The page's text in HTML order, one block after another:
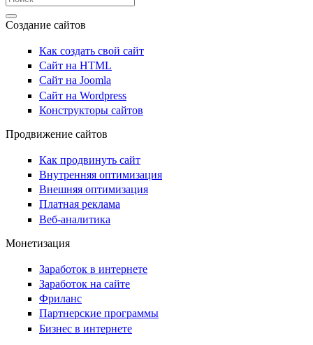
Создание сайтов
Как создать свой сайт
Сайт на HTML
Сайт на Joomla
Сайт на Wordpress
Конструкторы сайтов
Продвижение сайтов
Как продвинуть сайт
Внутренняя оптимизация
Внешняя оптимизация
Платная реклама
Веб-аналитика
Монетизация
Заработок в интернете
Заработок на сайте
Фриланс
Партнерские программы
Бизнес в интернете